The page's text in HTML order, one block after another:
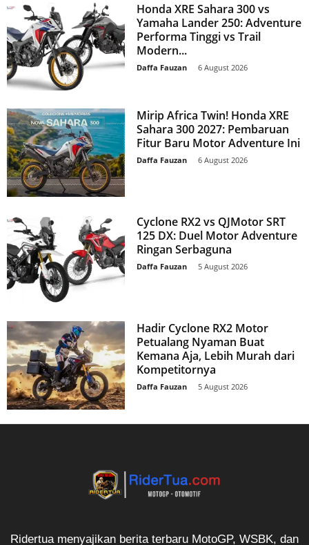
Honda XRE Sahara 300 vs
Yamaha Lander 250: Adventure
Performa Tinggi vs Trail
Modern...
Daffa Fauzan 6 August 2026
Mirip Africa Twin! Honda XRE
Sahara 300 2027: Pembaruan
Fitur Baru Motor Adventure Ini
Daffa Fauzan 6 August 2026
Cyclone RX2 vs QJMotor SRT
125 DX: Duel Motor Adventure
Ringan Serbaguna
Daffa Fauzan 5 August 2026
Hadir Cyclone RX2 Motor
Petualang Nyaman Buat
Kemana Aja, Lebih Murah dari
Kompetitornya
Daffa Fauzan 5 August 2026
Ridertua menyajikan berita terbaru MotoGP, WSBK, dan